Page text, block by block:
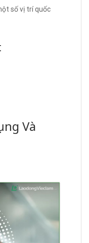
số vị trí quốc
Và